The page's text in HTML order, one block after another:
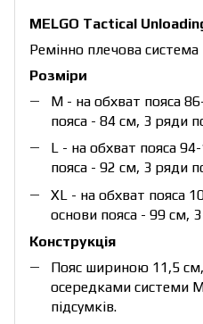
MELGO Tactical
Ремінно плечова
Розміри
М - на обхват пояса
пояса - 84 см, 3 ряди
L - на обхват пояса
пояса - 92 см, 3 ряди
XL - на обхват пояса
основи пояса - 99 см,
Конструкція
Пояс шириною 11,5
осередками системи
підсумків.